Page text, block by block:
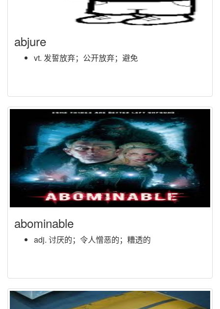
abjure
vt. 发誓放弃；公开放弃；避免
abominable
adj. 讨厌的；令人憎恶的；糟透的